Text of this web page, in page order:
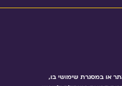
או במסגרת שימושי בו,